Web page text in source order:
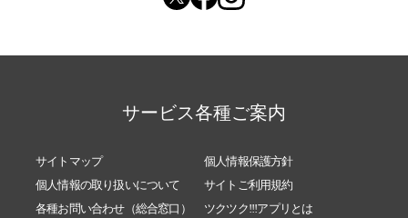
サービス各種ご案内
サイトマップ
個人情報保護方針
個人情報の取り扱いについて
サイトご利用規約
各種お問い合わせ（総合窓口）
ツクツク!!!アプリとは